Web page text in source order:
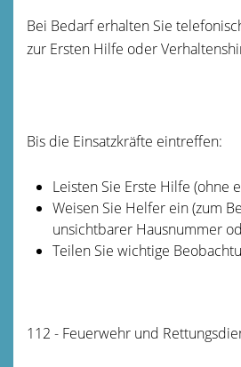
Bei Bedarf erhalten Sie
zur Ersten Hilfe oder
Bis die Einsatzkräfte eintreffen:
Leisten Sie Erste Hilfe (ohne
Weisen Sie Helfer ein (zum
unsichtbarer Hausnummer
Teilen Sie wichtige
112 - Feuerwehr und